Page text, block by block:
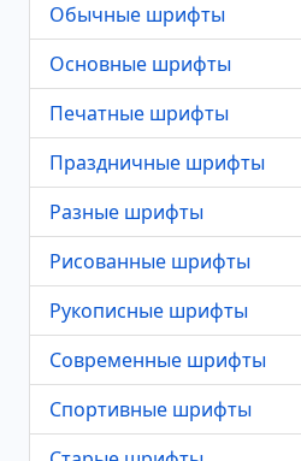
Обычные шрифты
Основные шрифты
Печатные шрифты
Праздничные шрифты
Разные шрифты
Рисованные шрифты
Рукописные шрифты
Современные шрифты
Спортивные шрифты